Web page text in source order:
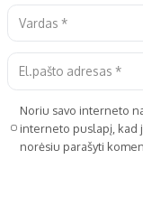
Noriu savo interneto
interneto puslapį, kad
norėsiu parašyti